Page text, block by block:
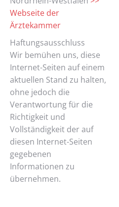
Webseite der
Ärztekammer
Haftungsausschluss
Wir bemühen uns, diese
Internet-Seiten auf einem
aktuellen Stand zu halten,
ohne jedoch die
Verantwortung für die
Richtigkeit und
Vollständigkeit der auf
diesen Internet-Seiten
gegebenen
Informationen zu
übernehmen.